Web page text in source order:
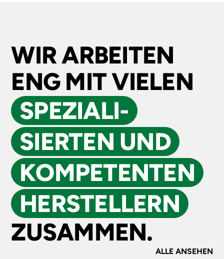
WIR ARBEITEN
ENG MIT VIELEN
SPEZIALI­
SIERTEN UND
KOMPE­TENTEN
HERSTELLERN
ZUSAMMEN.
ALLE ANSEHEN